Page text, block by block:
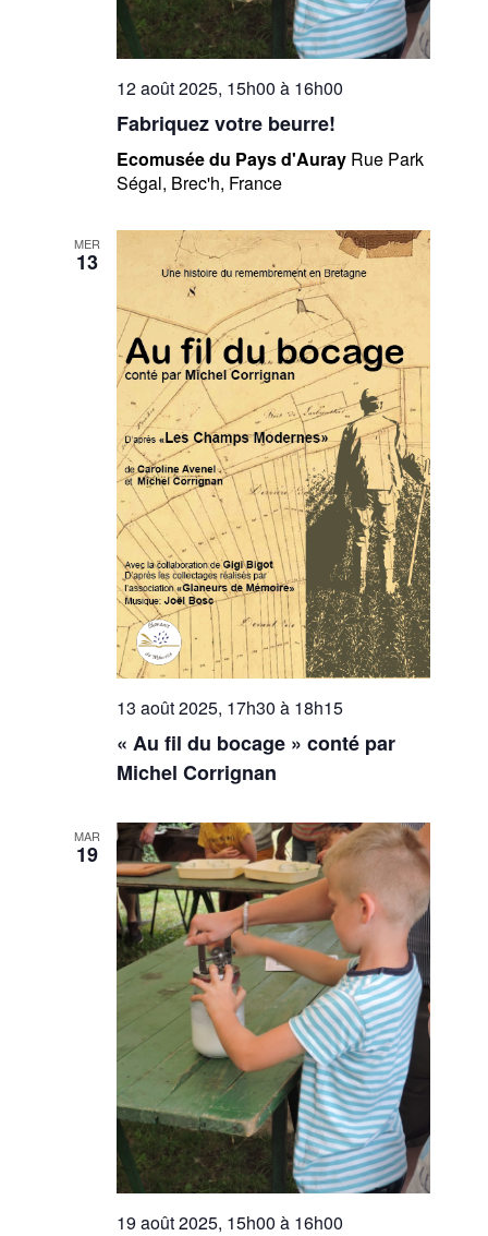
12 août 2025, 15h00 à 16h00
Fabriquez votre beurre!
Ecomusée du Pays d'Auray Rue Park
Ségal, Brec'h, France
MER
13
13 août 2025, 17h30 à 18h15
« Au fil du bocage » conté par
Michel Corrignan
MAR
19
19 août 2025, 15h00 à 16h00